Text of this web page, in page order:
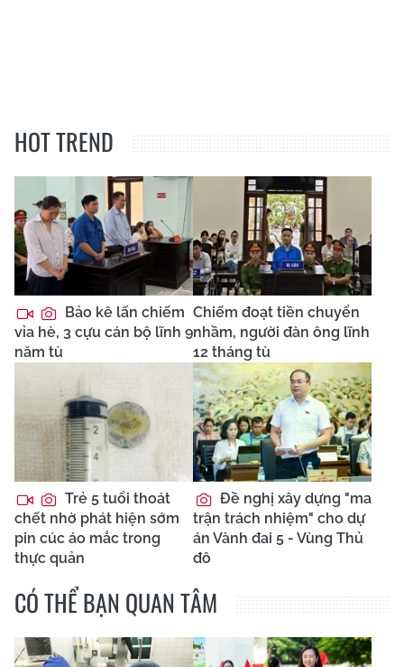
HOT TREND
Bảo kê lấn chiếm
vỉa hè, 3 cựu cán bộ lĩnh 9
năm tù
Chiếm đoạt tiền chuyển
nhầm, người đàn ông lĩnh
12 tháng tù
Trẻ 5 tuổi thoát
chết nhờ phát hiện sớm
pin cúc áo mắc trong
thực quản
Đề nghị xây dựng "ma
trận trách nhiệm" cho dự
án Vành đai 5 - Vùng Thủ
đô
CÓ THỂ BẠN QUAN TÂM